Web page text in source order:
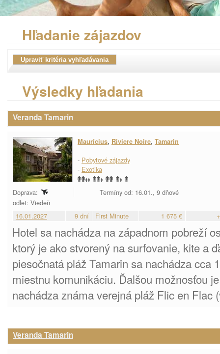
Hľadanie zájazdov
Výsledky hľadania
Veranda Tamarin
Maurícius, Riviere Noire, Tamarin
- Pobytové zájazdy
- Exotika
Doprava:
Termíny od: 16.01., 9 dňové
odlet: Viedeň
16.01.2027
9 dní First Minute 1 675 €
Hotel sa nachádza na západnom pobreží
ktorý je ako stvorený na surfovanie, kite a
piesočnatá pláž Tamarin sa nachádza cca
miestnu komunikáciu. Ďalšou možnosťou
nachádza známa verejná pláž Flic en Flac
Veranda Tamarin